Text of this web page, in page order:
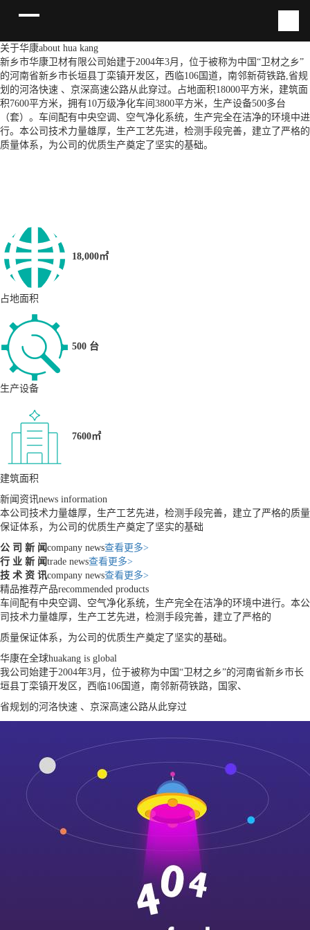
关于华康about hua kang
新乡市华康卫材有限公司始建于2004年3月，位于被称为中国“卫材之乡”
的河南省新乡市长垣县丁栾镇开发区，西临106国道，南邻新荷铁路,省规
划的河洛快速 、京深高速公路从此穿过。占地面积18000平方米，建筑面
积7600平方米，拥有10万级净化车间3800平方米，生产设备500多台
（套）。车间配有中央空调、空气净化系统，生产完全在洁净的环境中进
行。本公司技术力量雄厚，生产工艺先进，检测手段完善，建立了严格的
质量体系，为公司的优质生产奠定了坚实的基础。
18,000㎡
占地面积
500 台
生产设备
7600㎡
建筑面积
新闻资讯news information
本公司技术力量雄厚，生产工艺先进，检测手段完善，建立了严格的质量
保证体系，为公司的优质生产奠定了坚实的基础
公 司 新 闻company news查看更多>
行 业 新 闻trade news查看更多>
技 术 资 讯company news查看更多>
精品推荐产品recommended products
车间配有中央空调、空气净化系统，生产完全在洁净的环境中进行。本公
司技术力量雄厚，生产工艺先进，检测手段完善，建立了严格的
质量保证体系，为公司的优质生产奠定了坚实的基础。
华康在全球huakang is global
我公司始建于2004年3月，位于被称为中国“卫材之乡”的河南省新乡市长
垣县丁栾镇开发区，西临106国道，南邻新荷铁路，国家、
省规划的河洛快速 、京深高速公路从此穿过